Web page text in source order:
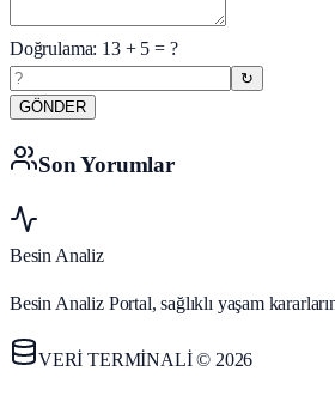
Doğrulama: 13+ 5 = ?
↻
GÖNDER
Son Yorumlar
Besin Analiz
Besin Analiz Portal, sağlıklı yaşam
VERİ TERMİNALİ © 2026